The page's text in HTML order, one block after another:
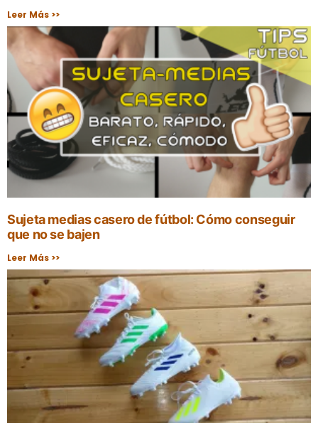
Leer Más >>
Sujeta medias casero de fútbol: Cómo conseguir
que no se bajen
Leer Más >>